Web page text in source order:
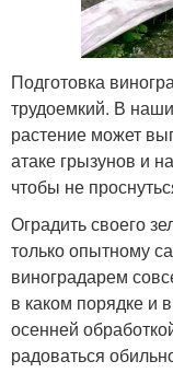
Подготовка
трудоемкий. В
растение может
атаке грызунов и
чтобы не
Оградить своего
только опытному
виноградарем
в каком порядке и
осенней
радоваться